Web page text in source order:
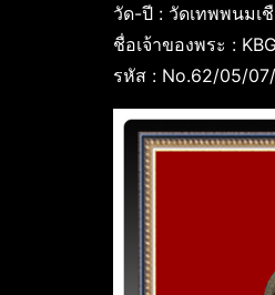
วัด-ปี : วัดเทพพนมเ
ชื่อเจ้าของพระ :
รหัส : No.62/05/